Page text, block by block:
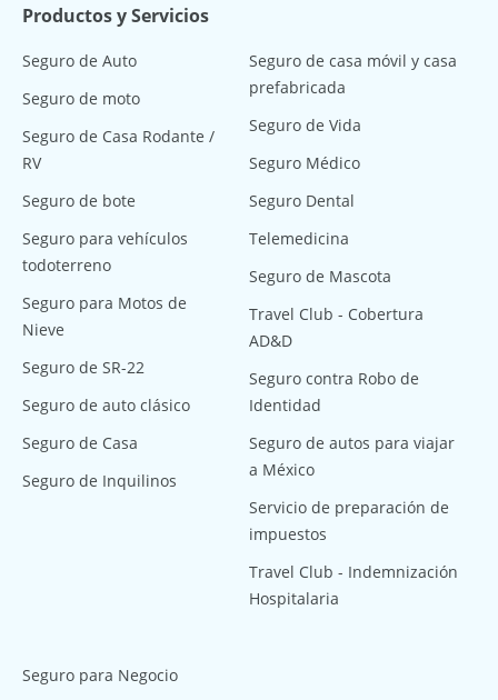
Productos y Servicios
Seguro de Auto
Seguro de moto
Seguro de Casa Rodante /
RV
Seguro de bote
Seguro para vehículos
todoterreno
Seguro para Motos de
Nieve
Seguro de SR-22
Seguro de auto clásico
Seguro de Casa
Seguro de Inquilinos
Seguro de casa móvil y casa
prefabricada
Seguro de Vida
Seguro Médico
Seguro Dental
Telemedicina
Seguro de Mascota
Travel Club - Cobertura
AD&D
Seguro contra Robo de
Identidad
Seguro de autos para viajar
a México
Servicio de preparación de
impuestos
Travel Club - Indemnización
Hospitalaria
Seguro para Negocio